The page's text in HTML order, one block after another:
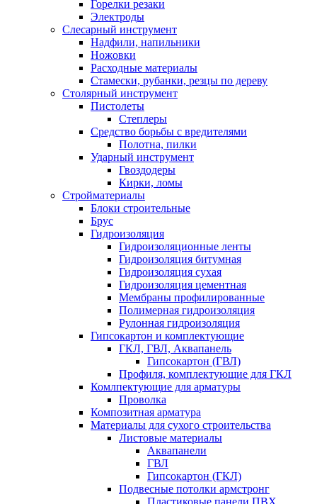
Горелки резаки
Электроды
Слесарный инструмент
Надфили, напильники
Ножовки
Расходные материалы
Стамески, рубанки, резцы по дереву
Столярный инструмент
Пистолеты
Степлеры
Средство борьбы с вредителями
Полотна, пилки
Ударный инструмент
Гвоздодеры
Кирки, ломы
Стройматериалы
Блоки строительные
Брус
Гидроизоляция
Гидроизоляционные ленты
Гидроизоляция битумная
Гидроизоляция сухая
Гидроизоляция цементная
Мембраны профилированные
Полимерная гидроизоляция
Рулонная гидроизоляция
Гипсокартон и комплектующие
ГКЛ, ГВЛ, Аквапанель
Гипсокартон (ГВЛ)
Профиля, комплектующие для ГКЛ
Комлпектующие для арматуры
Проволка
Композитная арматура
Материалы для сухого строительства
Листовые материалы
Аквапанели
ГВЛ
Гипсокартон (ГКЛ)
Подвесные потолки армстронг
Пластиковые панели ПВХ